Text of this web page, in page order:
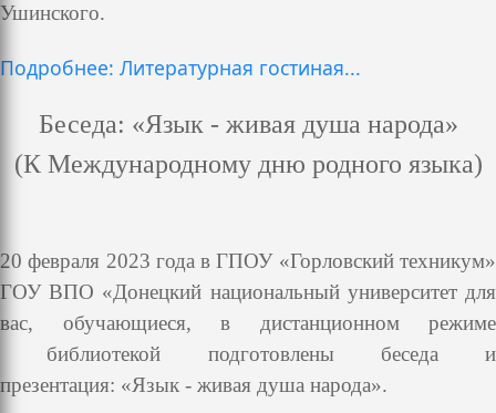
Ушинского.
Подробнее: Литературная гостиная...
Беседа: «Язык - живая душа народа»
(К Международному дню родного языка)
20 февраля 2023 года в ГПОУ «Горловский техникум»
ГОУ ВПО «Донецкий национальный университет для
вас, обучающиеся, в дистанционном режиме
библиотекой подготовлены беседа и
презентация: «Язык - живая душа народа».